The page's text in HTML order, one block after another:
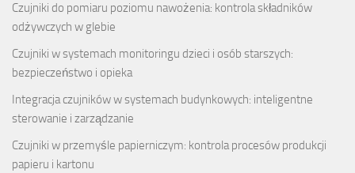
Czujniki do pomiaru poziomu nawożenia: kontrola składników
odżywczych w glebie
Czujniki w systemach monitoringu dzieci i osób starszych:
bezpieczeństwo i opieka
Integracja czujników w systemach budynkowych: inteligentne
sterowanie i zarządzanie
Czujniki w przemyśle papierniczym: kontrola procesów produkcji
papieru i kartonu